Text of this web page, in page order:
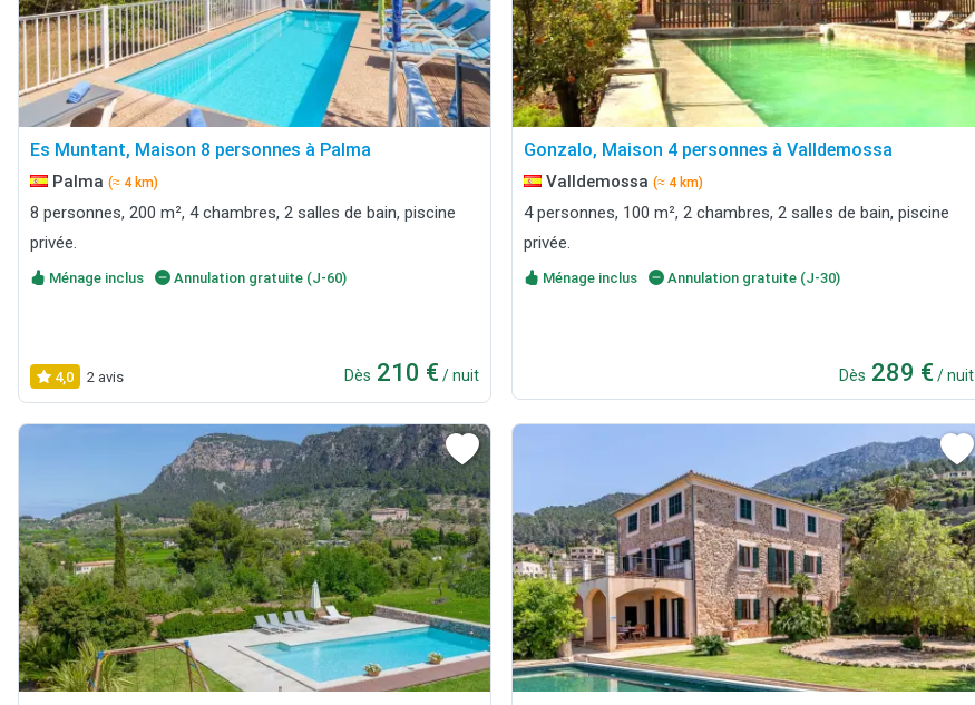
Es Muntant, Maison 8 personnes à Palma
Palma (≈ 4 km)
8 personnes, 200 m², 4 chambres, 2 salles de bain, piscine
privée.
Ménage inclus Annulation gratuite (J-60)
4,0 2 avis Dès 210 € / nuit
Gonzalo, Maison 4 personnes à Valldemossa
Valldemossa(≈ 4 km)
4 personnes, 100 m², 2 chambres, 2 salles de bain, piscine
privée.
Ménage inclus Annulation gratuite (J-30)
Dès 289 € / nuit